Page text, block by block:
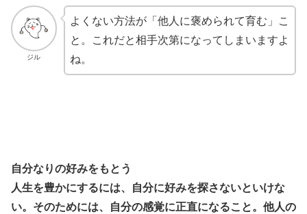
ジル
よくない方法が「他人に褒められて育む」こ
と。これだと相手次第になってしまいますよ
ね。
自分なりの好みをもとう
人生を豊かにするには、自分に好みを探さないといけな
い。そのためには、自分の感覚に正直になること。他人の